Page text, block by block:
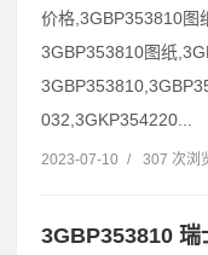
价格,3GBP353810图
3GBP353810图纸
032,3GKP354220...
2023-07-10 / 307 次浏
3GBP353810